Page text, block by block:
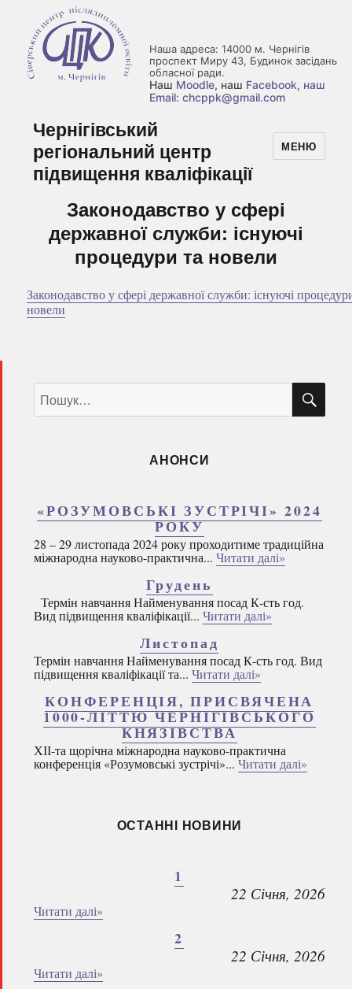
Наша адреса: 14000 м. Чернігів
проспект Миру 43, Будинок засідань
обласної ради.
Наш Moodle, наш Facebook, наш
Email: chcppk@gmail.com
Чернігівський
регіональний центр
підвищення кваліфікації
МЕНЮ
Законодавство у сфері
державної служби: існуючі
процедури та новели
Законодавство у сфері державної служби: існуючі
новели
за
запитом:
АНОНСИ
«РОЗУМОВСЬКІ ЗУСТРІЧІ» 2024
РОКУ
28 – 29 листопада 2024 року проходитиме традиційна
міжнародна науково-практична... Читати далі»
Грудень
Термін навчання Найменування посад К-сть год.
Вид підвищення кваліфікації... Читати далі»
Листопад
Термін навчання Найменування посад К-сть год. Вид
підвищення кваліфікації та... Читати далі»
КОНФЕРЕНЦІЯ, ПРИСВЯЧЕНА
1000-ЛІТТЮ ЧЕРНІГІВСЬКОГО
КНЯЗІВСТВА
ХІІ-та щорічна міжнародна науково-практична
конференція «Розумовські зустрічі»... Читати далі»
ОСТАННІ НОВИНИ
1
22 Січня, 2026
Читати далі»
2
22 Січня, 2026
Читати далі»